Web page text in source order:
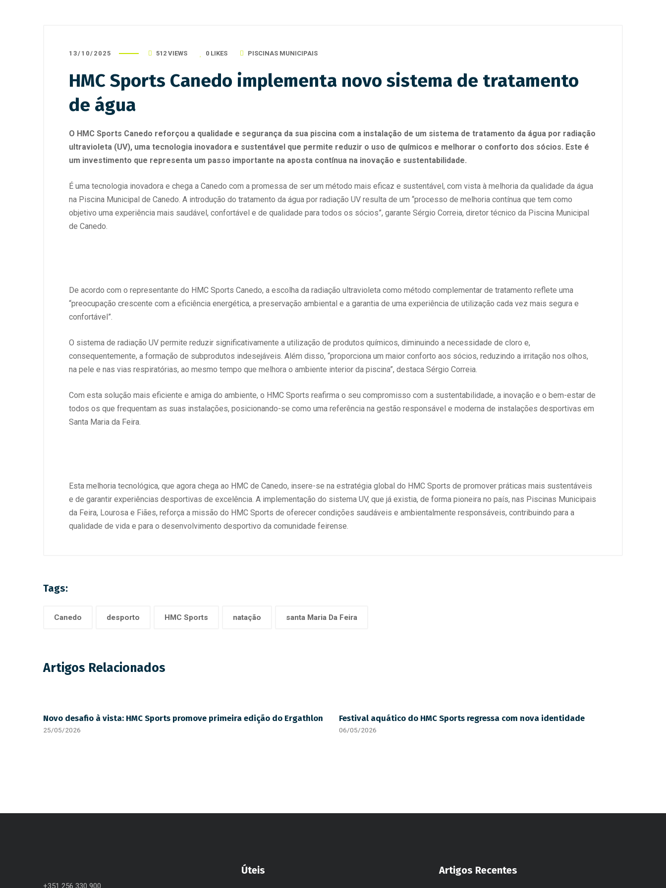
13/10/2025 512 VIEWS 0 LIKES PISCINAS MUNICIPAIS
HMC Sports Canedo implementa novo sistema de tratamento
de água
O HMC Sports Canedo reforçou a qualidade e segurança da sua piscina com a instalação de um sistema de tratamento da água por radiação
ultravioleta (UV), uma tecnologia inovadora e sustentável que permite reduzir o uso de químicos e melhorar o conforto dos sócios. Este é
um investimento que representa um passo importante na aposta contínua na inovação e sustentabilidade.
É uma tecnologia inovadora e chega a Canedo com a promessa de ser um método mais eficaz e sustentável, com vista à melhoria da qualidade da água
na Piscina Municipal de Canedo. A introdução do tratamento da água por radiação UV resulta de um “processo de melhoria contínua que tem como
objetivo uma experiência mais saudável, confortável e de qualidade para todos os sócios”, garante Sérgio Correia, diretor técnico da Piscina Municipal
de Canedo.
De acordo com o representante do HMC Sports Canedo, a escolha da radiação ultravioleta como método complementar de tratamento reflete uma
“preocupação crescente com a eficiência energética, a preservação ambiental e a garantia de uma experiência de utilização cada vez mais segura e
confortável”.
O sistema de radiação UV permite reduzir significativamente a utilização de produtos químicos, diminuindo a necessidade de cloro e,
consequentemente, a formação de subprodutos indesejáveis. Além disso, “proporciona um maior conforto aos sócios, reduzindo a irritação nos olhos,
na pele e nas vias respiratórias, ao mesmo tempo que melhora o ambiente interior da piscina”, destaca Sérgio Correia.
Com esta solução mais eficiente e amiga do ambiente, o HMC Sports reafirma o seu compromisso com a sustentabilidade, a inovação e o bem-estar de
todos os que frequentam as suas instalações, posicionando-se como uma referência na gestão responsável e moderna de instalações desportivas em
Santa Maria da Feira.
Esta melhoria tecnológica, que agora chega ao HMC de Canedo, insere-se na estratégia global do HMC Sports de promover práticas mais sustentáveis
e de garantir experiências desportivas de excelência. A implementação do sistema UV, que já existia, de forma pioneira no país, nas Piscinas Municipais
da Feira, Lourosa e Fiães, reforça a missão do HMC Sports de oferecer condições saudáveis e ambientalmente responsáveis, contribuindo para a
qualidade de vida e para o desenvolvimento desportivo da comunidade feirense.
Tags:
Canedo desporto HMC Sports natação santa Maria Da Feira
Artigos Relacionados
Novo desafio à vista: HMC Sports promove primeira edição do Ergathlon
25/05/2026
Festival aquático do HMC Sports regressa com nova identidade
06/05/2026
+351 256 330 900
Úteis Artigos Recentes